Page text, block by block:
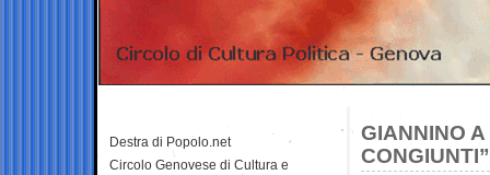
GIANNINO
CONGIUNTI”
Destra di Popolo.net
Circolo Genovese di Cultura e